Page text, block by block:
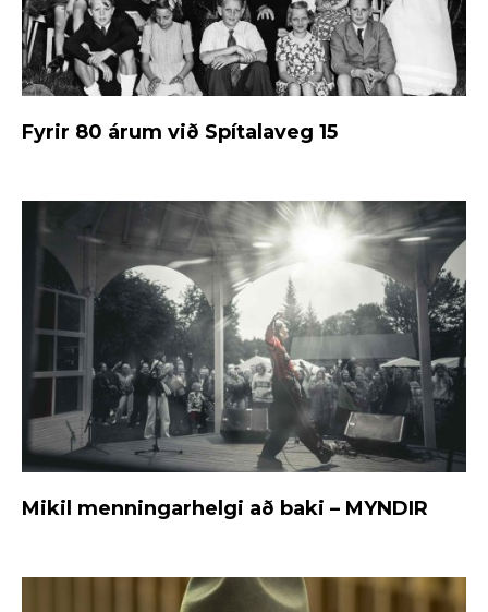
Fyrir 80 árum við Spítalaveg 15
Mikil menningarhelgi að baki – MYNDIR